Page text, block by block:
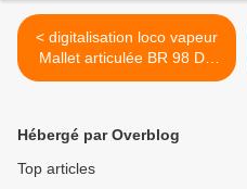
< digitalisation loco vapeur
Mallet articulée BR 98 DR
Rivarossi
Hébergé par Overblog
Top articles